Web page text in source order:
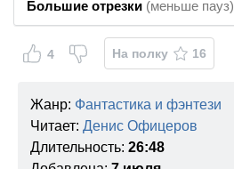
Большие отрезки (меньше пауз)
4 На полку 16
Жанр: Фантастика и фэнтези
Читает: Денис Офицеров
Длительность: 26:48